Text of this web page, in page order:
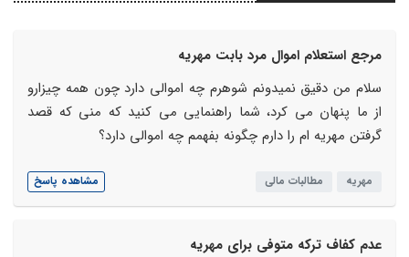
مرجع استعلام اموال مرد بابت مهریه
سلام من دقیق نمیدونم شوهرم چه اموالی دارد چون همه چیزارو
از ما پنهان می کرد، شما راهنمایی می کنید که منی که قصد
گرفتن مهریه ام را دارم چگونه بفهمم چه اموالی دارد؟
مهریه مطالبات مالی مشاهده پاسخ
عدم کفاف ترکه متوفی برای مهریه